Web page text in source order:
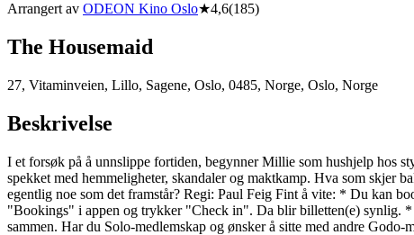
Arrangert av ODEON Kino Oslo★4,6(185)
The Housemaid
27, Vitaminveien, Lillo, Sagene, Oslo, 0485, Norge, Oslo, Norge
Beskrivelse
I et forsøk på å unnslippe fortiden, begynner Millie som hushjelp hos
spekket med hemmeligheter, skandaler og maktkamp. Hva som skjer
egentlig noe som det framstår? Regi: Paul Feig Fint å vite: * Du kan
"Bookings" i appen og trykker "Check in". Da blir billetten(e) synlig. *
sammen. Har du Solo-medlemskap og ønsker å sitte med andre